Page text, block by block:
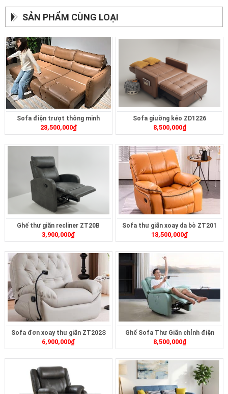
SẢN PHẨM CÙNG LOẠI
Sofa điện trượt thông minh
ZT2628
28,500,000₫
Sofa giường kéo ZD1226
8,500,000₫
Ghế thư giãn recliner ZT20B
3,900,000₫
Sofa thư giãn xoay da bò ZT201
18,500,000₫
Sofa đơn xoay thư giãn ZT202S
6,900,000₫
Ghế Sofa Thư Giãn chỉnh điện
ZTD-414
8,500,000₫